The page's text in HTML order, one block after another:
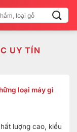
UY TÍN
loại máy gì
lượng cao, kiểu